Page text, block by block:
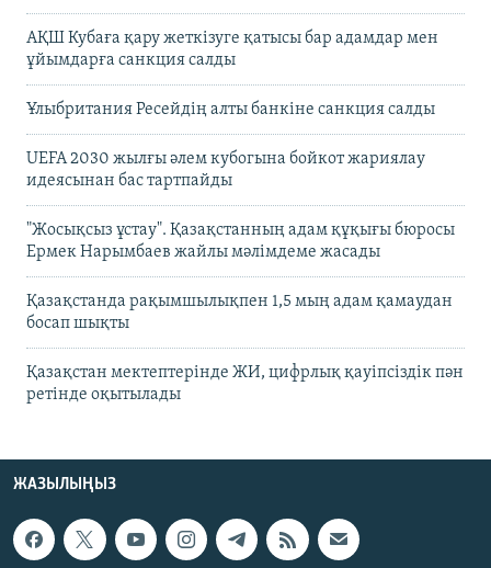
АҚШ Кубаға қару жеткізуге қатысы бар адамдар мен
ұйымдарға санкция салды
Ұлыбритания Ресейдің алты банкіне санкция салды
UEFA 2030 жылғы әлем кубогына бойкот жариялау
идеясынан бас тартпайды
"Жосықсыз ұстау". Қазақстанның адам құқығы бюросы
Ермек Нарымбаев жайлы мәлімдеме жасады
Қазақстанда рақымшылықпен 1,5 мың адам қамаудан
босап шықты
Қазақстан мектептерінде ЖИ, цифрлық қауіпсіздік пән
ретінде оқытылады
ЖАЗЫЛЫҢЫЗ